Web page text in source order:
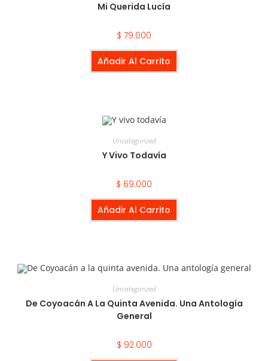
Mi Querida Lucía
$ 79.000
Añadir Al Carrito
Uncategorized
Y Vivo Todavía
$ 69.000
Añadir Al Carrito
Uncategorized
De Coyoacán A La Quinta Avenida. Una Antología
General
$ 92.000